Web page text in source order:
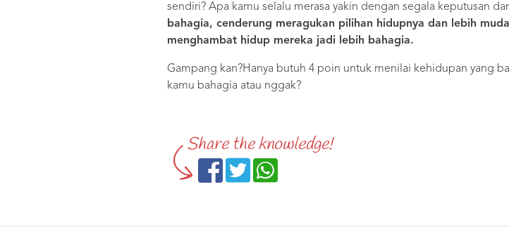
sendiri? Apa kamu selalu merasa yakin dengan segala keputusan
bahagia, cenderung meragukan pilihan hidupnya dan lebih
menghambat hidup mereka jadi lebih bahagia.
Gampang kan?Hanya butuh 4 poin untuk menilai kehidupan yang
kamu bahagia atau nggak?
Share the knowledge!